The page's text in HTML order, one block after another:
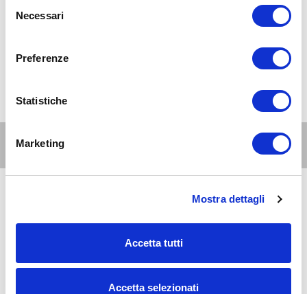
delNecessari
Preferenze
Statistiche
Marketing
Mostra dettagli
Accetta tutti
Accetta selezionati
Altri eventi per questa età
Agosto in città da Base Milano